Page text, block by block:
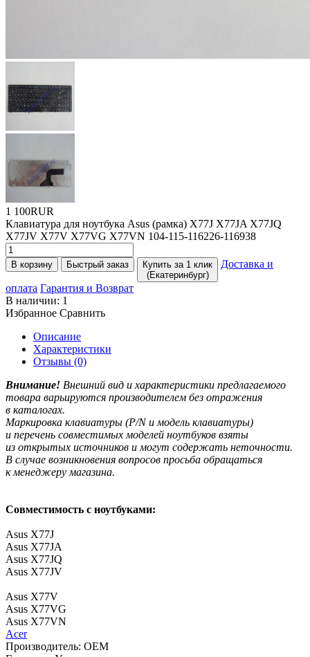
1 100RUR
Клавиатура для ноутбука Asus (рамка) X77J X77JA X77JQ
X77JV X77V X77VG X77VN 104-115-116226-116938
В корзину Быстрый заказ
Купить за 1 клик
(Екатеринбург)
Доставка и
оплата Гарантия и Возврат
В наличии: 1
Избранное Сравнить
Описание
Характеристики
Отзывы (0)
Внимание! Внешний вид и характеристики предлагаемого
товара варьируются производителем без отражения
в каталогах.
Маркировка клавиатуры (P/N и модель клавиатуры)
и перечень совместимых моделей ноутбуков взяты
из открытых источников и могут содержать неточности.
В случае возникновения вопросов просьба обращаться
к менеджеру магазина.
Совместимость с ноутбуками:
Asus X77J
Asus X77JA
Asus X77JQ
Asus X77JV
Asus X77V
Asus X77VG
Asus X77VN
Acer
Производитель: OEM